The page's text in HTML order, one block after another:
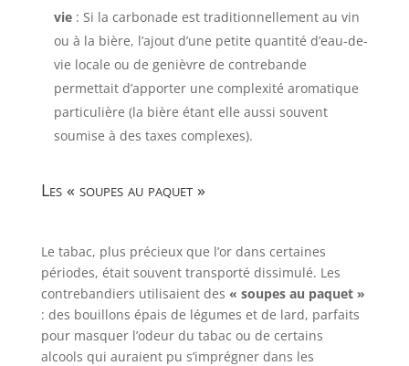
vie: Si la carbonade est traditionnellement au vin
ou à la bière, l’ajout d’une petite quantité d’eau-de-
vie locale ou de genièvre de contrebande
permettait d’apporter une complexité aromatique
particulière (la bière étant elle aussi souvent
soumise à des taxes complexes).
Les « soupes au paquet »
Le tabac, plus précieux que l’or dans certaines
périodes, était souvent transporté dissimulé. Les
contrebandiers utilisaient des « soupes au paquet »
: des bouillons épais de légumes et de lard, parfaits
pour masquer l’odeur du tabac ou de certains
alcools qui auraient pu s’imprégner dans les